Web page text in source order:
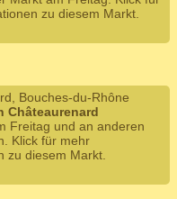
zu diesem Markt.
Bouches-du-Rhône
Châteaurenard
Freitag und an anderen
Klick für mehr
zu diesem Markt.